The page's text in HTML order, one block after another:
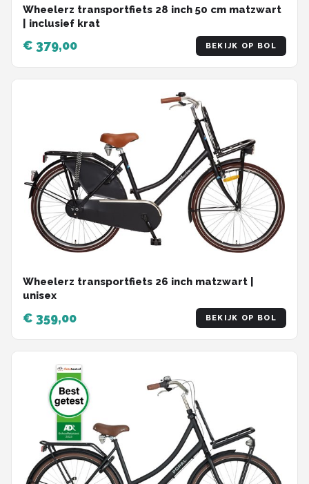
Wheelerz transportfiets 28 inch 50 cm matzwart
| inclusief krat
€ 379,00 BEKIJK OP BOL
Wheelerz transportfiets 26 inch matzwart |
unisex
€ 359,00 BEKIJK OP BOL